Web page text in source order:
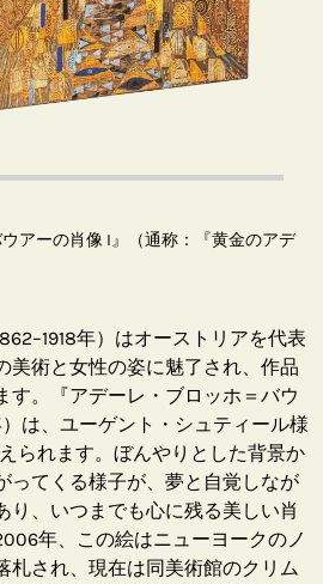
アーの肖像 I』（通称：『黄金のアデ
年）はオーストリアを代表
美術と女性の姿に魅了され、作品
す。『アデーレ・ブロッホ＝バウ
は、ユーゲント・シュティール様
られます。ぼんやりとした背景か
ってくる様子が、夢と自覚しなが
り、いつまでも心に残る美しい肖
年、この絵はニューヨークのノ
札され、現在は同美術館のクリム